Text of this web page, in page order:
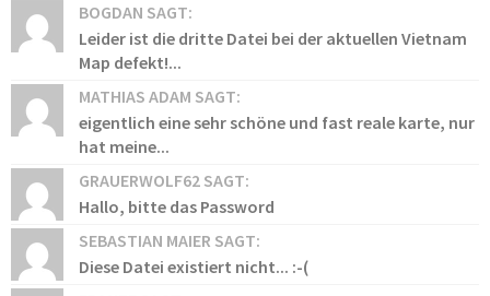
BOGDAN SAGT:
Leider ist die dritte Datei bei der aktuellen Vietnam
Map defekt!...
MATHIAS ADAM SAGT:
eigentlich eine sehr schöne und fast reale karte, nur
hat meine...
GRAUERWOLF62 SAGT:
Hallo, bitte das Password
SEBASTIAN MAIER SAGT:
Diese Datei existiert nicht... :-(